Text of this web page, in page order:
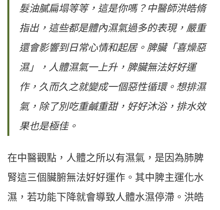
髮油膩扁塌等等，這是你嗎？中醫師洪皓脩
指出，這些都是體內濕氣過多的表現，嚴重
還會影響到日常心情和起居。脾臟「喜燥惡
濕」，人體濕氣一上升，脾臟無法好好運
作，久而久之就變成一個惡性循環。想排濕
氣，除了別吃重鹹重甜，好好沐浴，排水效
果也是極佳。
在中醫觀點，人體之所以有濕氣，是因為肺脾
腎這三個臟腑無法好好運作。其中脾主運化水
濕，若功能下降就會導致人體水濕停滯。洪皓